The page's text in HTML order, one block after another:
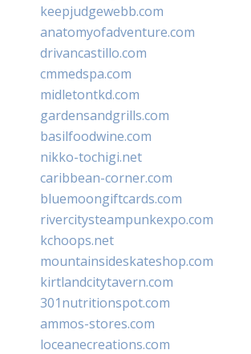
keepjudgewebb.com
anatomyofadventure.com
drivancastillo.com
cmmedspa.com
midletontkd.com
gardensandgrills.com
basilfoodwine.com
nikko-tochigi.net
caribbean-corner.com
bluemoongiftcards.com
rivercitysteampunkexpo.com
kchoops.net
mountainsideskateshop.com
kirtlandcitytavern.com
301nutritionspot.com
ammos-stores.com
loceanecreations.com